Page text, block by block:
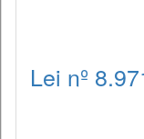
Lei nº